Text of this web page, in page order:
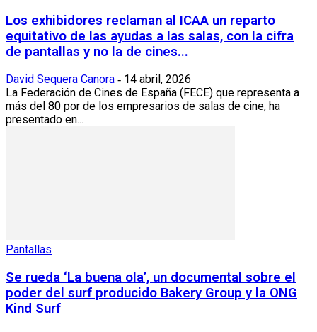
Los exhibidores reclaman al ICAA un reparto
equitativo de las ayudas a las salas, con la cifra
de pantallas y no la de cines...
David Sequera Canora - 14 abril, 2026
La Federación de Cines de España (FECE) que representa a
más del 80 por de los empresarios de salas de cine, ha
presentado en...
Pantallas
Se rueda ‘La buena ola’, un documental sobre el
poder del surf producido Bakery Group y la ONG
Kind Surf